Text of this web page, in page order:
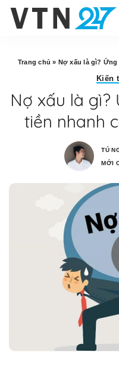
Trang chủ » Nợ xấu là gì? Ứng
Kiến
Nợ xấu là gì?
tiền nhanh
TÚ
MỚI